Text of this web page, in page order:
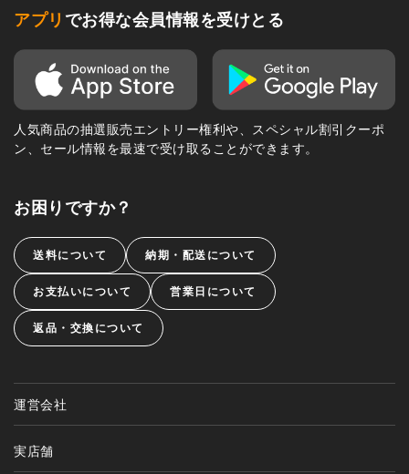
アプリ でお得な会員情報を受けとる
人気商品の抽選販売エントリー権利や、スペシャル割引クーポ
ン、セール情報を最速で受け取ることができます。
お困りですか？
送料について 納期・配送について
お支払いについて 営業日について
返品・交換について
運営会社
実店舗